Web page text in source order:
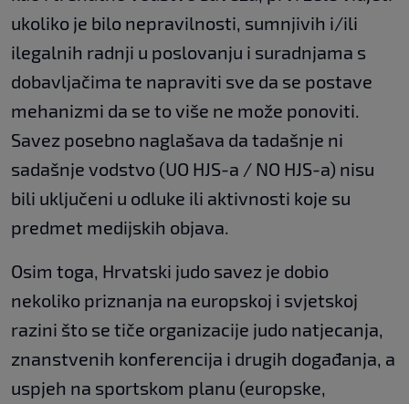
ukoliko je bilo nepravilnosti, sumnjivih i/ili
ilegalnih radnji u poslovanju i suradnjama s
dobavljačima te napraviti sve da se postave
mehanizmi da se to više ne može ponoviti.
Savez posebno naglašava da tadašnje ni
sadašnje vodstvo (UO HJS-a / NO HJS-a) nisu
bili uključeni u odluke ili aktivnosti koje su
predmet medijskih objava.
Osim toga, Hrvatski judo savez je dobio
nekoliko priznanja na europskoj i svjetskoj
razini što se tiče organizacije judo natjecanja,
znanstvenih konferencija i drugih događanja, a
uspjeh na sportskom planu (europske,